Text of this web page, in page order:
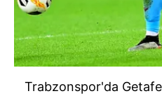
Trabzonspor'da Getafe